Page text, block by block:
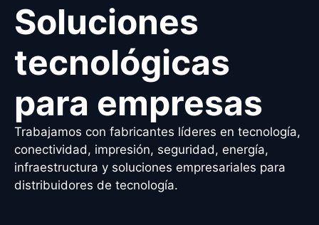
Soluciones
tecnológicas
para empresas
Trabajamos con fabricantes líderes en tecnología,
conectividad, impresión, seguridad, energía,
infraestructura y soluciones empresariales para
distribuidores de tecnología.